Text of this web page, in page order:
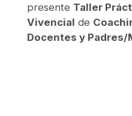
presente Taller
Vivencial de
Docentes y Padres/